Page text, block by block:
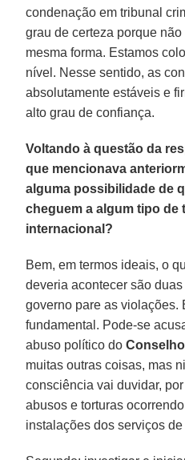
condenação em tribunal
grau de certeza porque
mesma forma. Estamos
nível. Nesse sentido, as
absolutamente estáveis e
alto grau de confiança.
Voltando à questão da
que mencionava
alguma possibilidade de
cheguem a algum tipo de
internacional?
Bem, em termos ideais, o
deveria acontecer são
governo pare as violações.
fundamental. Pode-se
abuso político do
muitas outras coisas, mas
consciência vai duvidar,
abusos e torturas
instalações dos serviços